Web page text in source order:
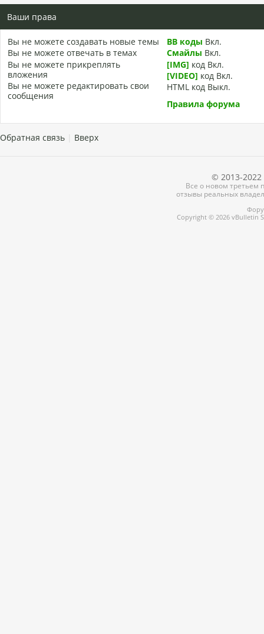
Ваши права
Вы не можете создавать новые темы
Вы не можете отвечать в темах
Вы не можете прикреплять
вложения
Вы не можете редактировать свои
сообщения
BB коды Вкл.
Смайлы Вкл.
[IMG] код Вкл.
[VIDEO] код Вкл.
HTML код Выкл.
Правила форума
Обратная связь Вверх
© 2013-2022
Все о новом третьем
отзывы реальных
Copyright © 2026 vBulletin